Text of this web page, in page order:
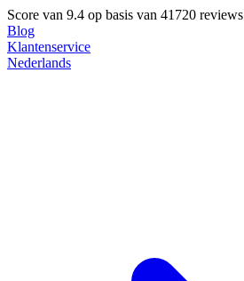
Score van 9.4 op basis van 41720 reviews
Blog
Klantenservice
Nederlands